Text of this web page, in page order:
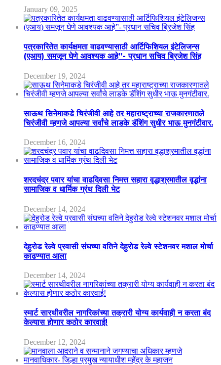
January 09, 2025
पत्रकारितेत कार्यक्षमता वाढवण्यासाठी आर्टिफिशियल इंटेलिजन्स
(एआय) समजून घेणे आवश्यक आहे”- प्रधान सचिव ब्रिजेश सिंह
December 19, 2024
साऊथ सिनेमाकडे चिरंजीवी आहे तर महाराष्ट्राच्या राजकारणातले
चिरंजीवी म्हणजे आपल्या सर्वांचे लाडके डॅशिंग सुधीर भाऊ मुनगंटीवार.
December 16, 2024
शरदचंद्र पवार यांचा वाढदिवसा निमत्त सहारा वृद्धाश्रमातील वृद्धांना
सामाजिक व धार्मिक ग्रंथ दिली भेट
December 14, 2024
देहुरोड रेल्वे प्रवासी संघच्या वतिने देहुरोड रेल्वे स्टेशनवर मशाल मोर्चा
काढण्यात आला
December 14, 2024
स्मार्ट सारथीवरील नागरिकांच्या तक्रारी योग्य कार्यवाही न करता बंद
केल्यास होणार कठोर कारवाई!
December 12, 2024